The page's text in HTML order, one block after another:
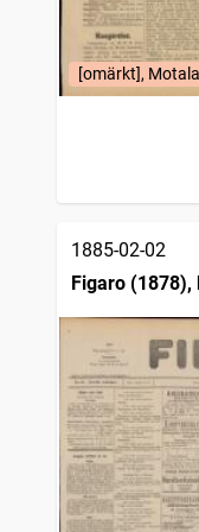
[omärkt], Motala
1885-02-02
Figaro